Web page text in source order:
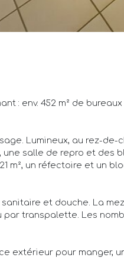
: env. 452 m² de bureaux
Lumineux, au rez-de-
une salle de repro et des
m², un réfectoire et un
et douche. La
transpalette. Les
extérieur pour manger,